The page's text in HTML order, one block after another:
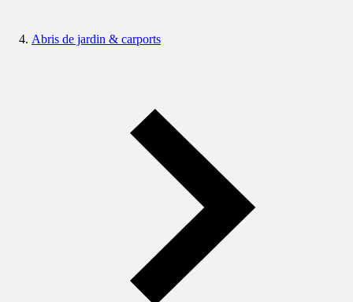
Abris de jardin & carports